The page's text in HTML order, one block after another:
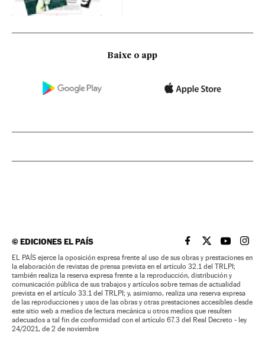
Baixe o app
©EDICIONES EL PAÍS EL PAÍS BRASIL EN
EL PAÍSEL PAÍS
EL
EL PAÍS ejerce la oposición expresa frente al uso de sus obras y prestaciones en
la elaboración de revistas de prensa prevista en el artículo 32.1 del TRLPI;
también realiza la reserva expresa frente a la reproducción, distribución y
comunicación pública de sus trabajos y artículos sobre temas de actualidad
prevista en el artículo 33.1 del TRLPI; y, asimismo, realiza una reserva expresa
de las reproducciones y usos de las obras y otras prestaciones accesibles desde
este sitio web a medios de lectura mecánica u otros medios que resulten
adecuados a tal fin de conformidad con el artículo 67.3 del Real Decreto - ley
24/2021, de 2 de noviembre